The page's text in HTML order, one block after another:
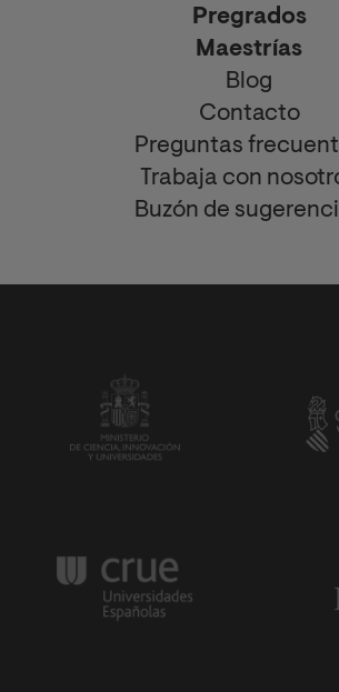
Pregrados
Maestrías
Blog
Contacto
Preguntas
Trabaja con
Buzón de